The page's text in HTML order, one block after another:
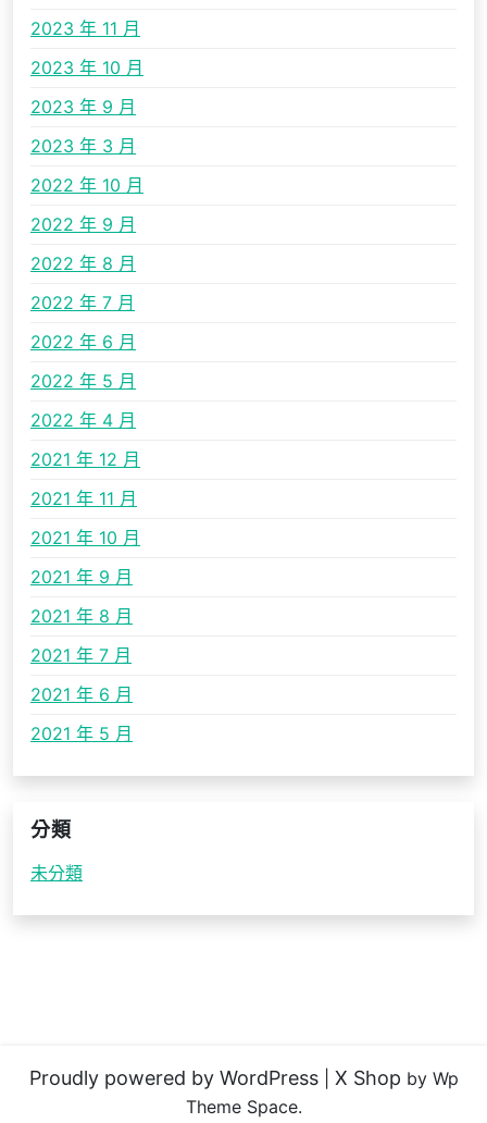
2023 年 11 月
2023 年 10 月
2023 年 9 月
2023 年 3 月
2022 年 10 月
2022 年 9 月
2022 年 8 月
2022 年 7 月
2022 年 6 月
2022 年 5 月
2022 年 4 月
2021 年 12 月
2021 年 11 月
2021 年 10 月
2021 年 9 月
2021 年 8 月
2021 年 7 月
2021 年 6 月
2021 年 5 月
分類
未分類
Proudly powered by WordPress X Shop by Wp
Theme Space.